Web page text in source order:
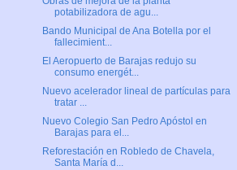
potabilizadora de agu...
Bando Municipal de Ana Botella por el
fallecimient...
El Aeropuerto de Barajas redujo su
consumo energét...
Nuevo acelerador lineal de partículas para
tratar ...
Nuevo Colegio San Pedro Apóstol en
Barajas para el...
Reforestación en Robledo de Chavela,
Santa María d...